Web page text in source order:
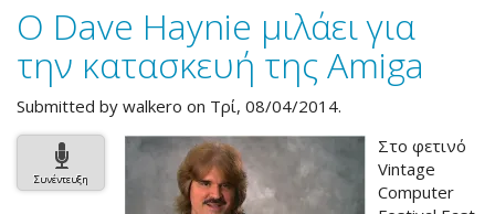
Ο Dave Haynie μιλάει για
την κατασκευή της Amiga
Submitted by walkero on Τρί, 08/04/2014.
Συνέντευξη
Στο φετινό
Vintage
Computer